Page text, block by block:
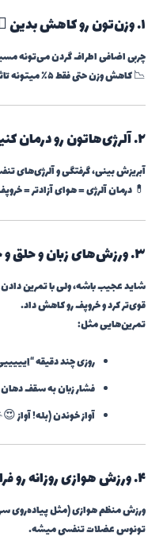
۱. وزن‌تون رو کاهش بدین 🏋️‍♂️🍏
چربی اضافی اطراف گردن می‌تونه
📉 کاهش وزن حتی فقط ۵٪ میتونه تاثیر معجزه‌آسا داشته باشه!
۲. آلرژی‌هاتون رو درمان کنید 🌸💨
آبریزش بینی، گرفتگی و
💊 درمان آلرژی = هوای آزادتر =
۳. ورزش‌های زبان و حلق و حنجره رو انجام بدین 👅🎶
شاید عجیب باشه، ولی با تمرین
قوی‌تر کرد و خروپف رو کاهش داد.
تمرین‌هایی مثل:
روزی چند دقیقه
فشار زبان به سقف
آواز خوندن (بله! آواز
۴. ورزش هوازی روزانه رو فراموش نکنید 🚴‍♂️🏃‍♂️
ورزش منظم هوازی (مثل پیاده‌روی
تونوس عضلات تنفسی میشه.